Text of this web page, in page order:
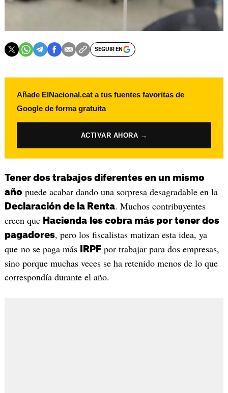
SEGUIR EN
Añade ElNacional.cat a tus fuentes favoritas de
Google de forma gratuita
ACTIVAR AHORA →
Tener dos trabajos diferentes en un mismo
año puede acabar dando una sorpresa desagradable en la
Declaración de la Renta. Muchos contribuyentes
creen que Hacienda les cobra más por tener dos
pagadores, pero los fiscalistas matizan esta idea, ya
que no se paga más
IRPF por trabajar para dos empresas,
sino porque muchas veces se ha retenido menos de lo que
correspondía durante el año.